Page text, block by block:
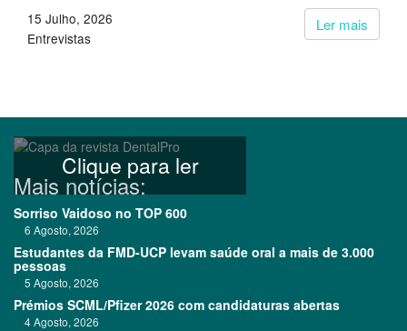
Ler mais
15 Julho, 2026
Entrevistas
Clique para ler
Mais notícias:
Sorriso Vaidoso no TOP 600
6 Agosto, 2026
Estudantes da FMD-UCP levam saúde oral a mais de 3.000
pessoas
5 Agosto, 2026
Prémios SCML/Pfizer 2026 com candidaturas abertas
4 Agosto, 2026